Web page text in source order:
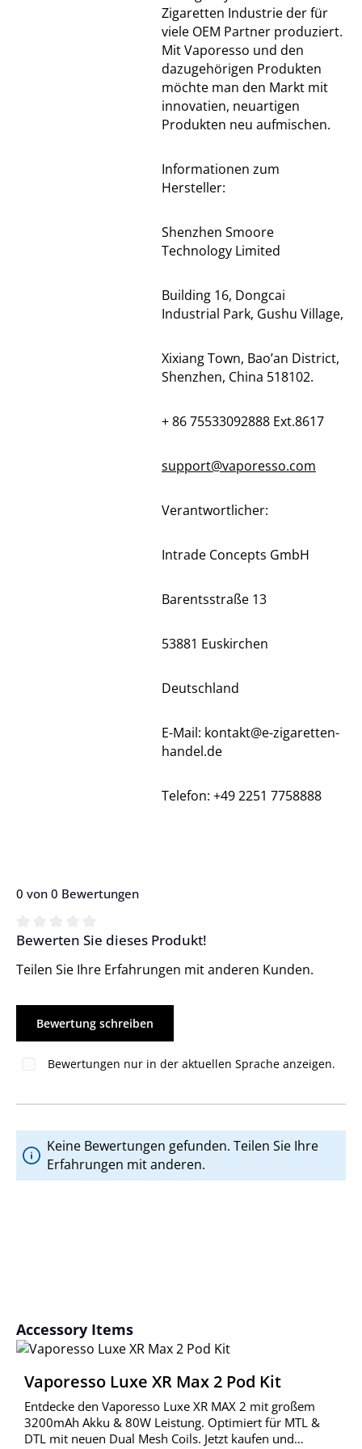
Zigaretten Industrie der für
viele OEM Partner produziert.
Mit Vaporesso und den
dazugehörigen Produkten
möchte man den Markt mit
innovatien, neuartigen
Produkten neu aufmischen.
Informationen zum
Hersteller:
Shenzhen Smoore
Technology Limited
Building 16, Dongcai
Industrial Park, Gushu Village,
Xixiang Town, Bao’an District,
Shenzhen, China 518102.
+ 86 75533092888 Ext.8617
support@vaporesso.com
Verantwortlicher:
Intrade Concepts GmbH
Barentsstraße 13
53881 Euskirchen
Deutschland
E-Mail: kontakt@e-zigaretten-
handel.de
Telefon: +49 2251 7758888
0 von 0 Bewertungen
Durchschnittliche Bewertung von 0 von 5 Sternen
Bewerten Sie dieses Produkt!
Teilen Sie Ihre Erfahrungen mit anderen Kunden.
Bewertung schreiben
Bewertungen nur in der aktuellen Sprache anzeigen.
Keine Bewertungen gefunden. Teilen Sie Ihre
Erfahrungen mit anderen.
Produktgalerie überspringen
Accessory Items
Vaporesso Luxe XR Max 2 Pod Kit
Entdecke den Vaporesso Luxe XR MAX 2 mit großem
3200mAh Akku & 80W Leistung. Optimiert für MTL &
DTL mit neuen Dual Mesh Coils. Jetzt kaufen und